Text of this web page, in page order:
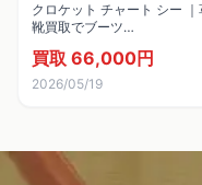
クロケット チャート シー ｜
靴買取でブーツ
CHERTSEY]を買取しました。
買取 66,000円
2026/05/19